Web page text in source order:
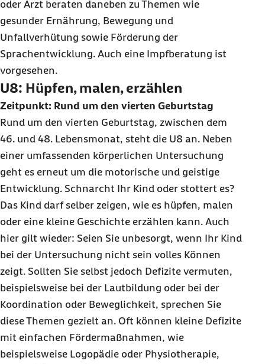
oder Arzt beraten daneben zu Themen wie
gesunder Ernährung, Bewegung und
Unfallverhütung sowie Förderung der
Sprachentwicklung. Auch eine Impfberatung ist
vorgesehen.
U8: Hüpfen, malen, erzählen
Zeitpunkt: Rund um den vierten Geburtstag
Rund um den vierten Geburtstag, zwischen dem
46. und 48. Lebensmonat, steht die U8 an. Neben
einer umfassenden körperlichen Untersuchung
geht es erneut um die motorische und geistige
Entwicklung. Schnarcht Ihr Kind oder stottert es?
Das Kind darf selber zeigen, wie es hüpfen, malen
oder eine kleine Geschichte erzählen kann. Auch
hier gilt wieder: Seien Sie unbesorgt, wenn Ihr Kind
bei der Untersuchung nicht sein volles Können
zeigt. Sollten Sie selbst jedoch Defizite vermuten,
beispielsweise bei der Lautbildung oder bei der
Koordination oder Beweglichkeit, sprechen Sie
diese Themen gezielt an. Oft können kleine Defizite
mit einfachen Fördermaßnahmen, wie
beispielsweise Logopädie oder Physiotherapie,